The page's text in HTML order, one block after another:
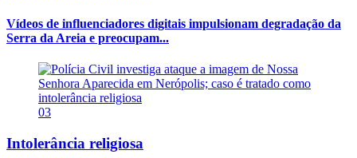
Vídeos de influenciadores digitais impulsionam degradação da
Serra da Areia e preocupam...
03
Intolerância religiosa